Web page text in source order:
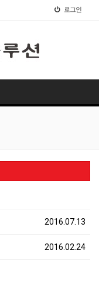
로그인
2016.07.13
2016.02.24